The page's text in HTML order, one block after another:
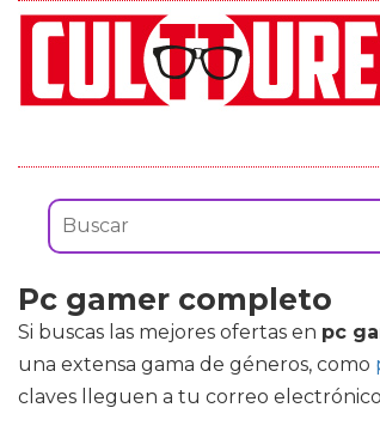
Pc gamer completo
Si buscas las mejores ofertas en pc
una extensa gama de géneros, como
claves lleguen a tu correo